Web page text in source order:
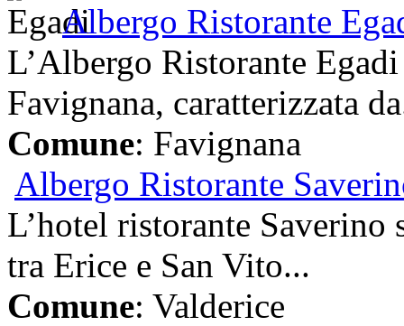
Albergo Ristorante
L’Albergo Ristorante
Favignana, caratterizzata
Comune: Favignana
Albergo Ristorante
L’hotel ristorante
tra Erice e San Vito...
Comune: Valderice